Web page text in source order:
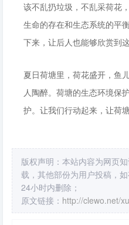
该不乱扔垃圾，不乱采荷花
生命的存在和生态系统的平
下来，让后人也能够欣赏到
夏日荷塘里，荷花盛开，鱼
人陶醉。荷塘的生态环境保
护。让我们行动起来，让荷
版权声明：本站内容为网页
载，其他部份为用户投稿，
24小时内删除；
原文链接： http://clewo.net/